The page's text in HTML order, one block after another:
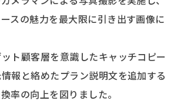
スの魅力を最大限に引き出す画像に
ト顧客層を意識したキャッチコピー
報と絡めたプラン説明文を追加する
率の向上を図りました。